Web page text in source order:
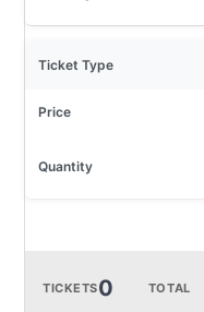
TICKETS0 TOTAL